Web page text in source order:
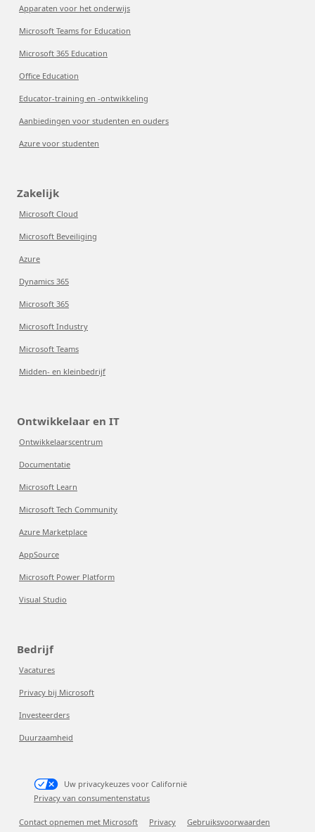
Apparaten voor het onderwijs
Microsoft Teams for Education
Microsoft 365 Education
Office Education
Educator-training en -ontwikkeling
Aanbiedingen voor studenten en ouders
Azure voor studenten
Zakelijk
Microsoft Cloud
Microsoft Beveiliging
Azure
Dynamics 365
Microsoft 365
Microsoft Industry
Microsoft Teams
Midden- en kleinbedrijf
Ontwikkelaar en IT
Ontwikkelaarscentrum
Documentatie
Microsoft Learn
Microsoft Tech Community
Azure Marketplace
AppSource
Microsoft Power Platform
Visual Studio
Bedrijf
Vacatures
Privacy bij Microsoft
Investeerders
Duurzaamheid
Uw privacykeuzes voor Californië
Privacy van consumentenstatus
Contact opnemen met Microsoft Privacy Gebruiksvoorwaarden